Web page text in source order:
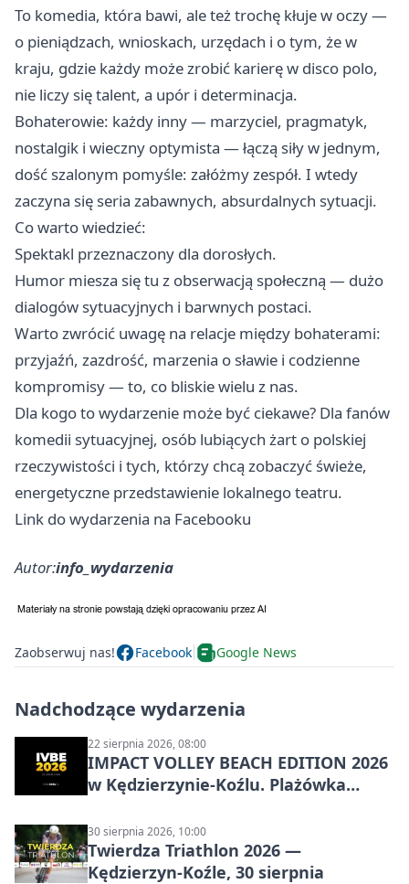
To komedia, która bawi, ale też trochę kłuje w oczy —
o pieniądzach, wnioskach, urzędach i o tym, że w
kraju, gdzie każdy może zrobić karierę w disco polo,
nie liczy się talent, a upór i determinacja.
Bohaterowie: każdy inny — marzyciel, pragmatyk,
nostalgik i wieczny optymista — łączą siły w jednym,
dość szalonym pomyśle: załóżmy zespół. I wtedy
zaczyna się seria zabawnych, absurdalnych sytuacji.
Co warto wiedzieć:
Spektakl przeznaczony dla dorosłych.
Humor miesza się tu z obserwacją społeczną — dużo
dialogów sytuacyjnych i barwnych postaci.
Warto zwrócić uwagę na relacje między bohaterami:
przyjaźń, zazdrość, marzenia o sławie i codzienne
kompromisy — to, co bliskie wielu z nas.
Dla kogo to wydarzenie może być ciekawe? Dla fanów
komedii sytuacyjnej, osób lubiących żart o polskiej
rzeczywistości i tych, którzy chcą zobaczyć świeże,
energetyczne przedstawienie lokalnego teatru.
Link do wydarzenia na Facebooku
Autor:info_wydarzenia
Zaobserwuj nas! Facebook Google News
Nadchodzące wydarzenia
22 sierpnia 2026, 08:00
IMPACT VOLLEY BEACH EDITION 2026
w Kędzierzynie-Koźlu. Plażówka
30 sierpnia 2026, 10:00
Twierdza Triathlon 2026 —
Kędzierzyn-Koźle, 30 sierpnia